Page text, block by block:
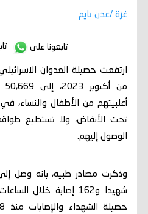
غزة /عدن تايم
تابعونا على
ارتفعت حصيلة العدوان
أغلبيتهم من الأطفال والنساء،
تحت الأنقاض، ولا تستطيع
الوصول إليهم.